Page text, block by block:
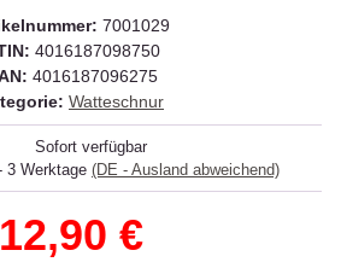
7001029
4016187098750
4016187096275
Watteschnur
Sofort verfügbar
3 Werktage (DE - Ausland abweichend)
12,90 €